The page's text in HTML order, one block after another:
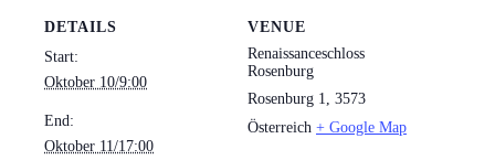
DETAILS
Start:
Oktober 10/9:00
End:
Oktober 11/17:00
VENUE
Renaissanceschloss
Rosenburg
Rosenburg 1
3573
Österreich + Google Map